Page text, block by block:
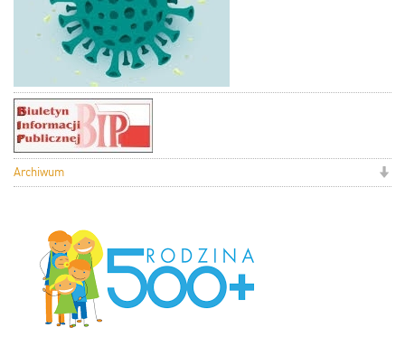
Archiwum